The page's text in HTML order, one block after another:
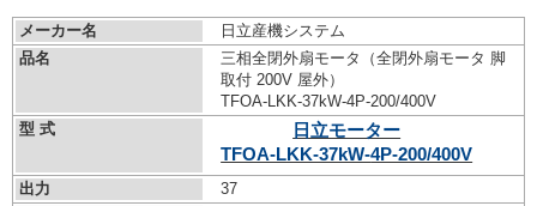
メーカー名
日立産機システム
品名
三相全閉外扇モータ（全閉外扇モータ 脚
取付 200V 屋外）
TFOA-LKK-37kW-4P-200/400V
型 式
日立モーター
TFOA-LKK-37kW-4P-200/400V
出力
37